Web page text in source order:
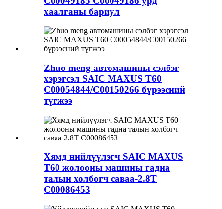
хаалганы бариул
Zhuo meng автомашины сэлбэг
хэрэгсэл SAIC MAXUS T60
C00054844/C00150266 бүрээсний
түгжээ
Хямд нийлүүлэгч SAIC MAXUS
T60 жолооны машины гадна
талын холбогч саваа-2.8T
C00086453